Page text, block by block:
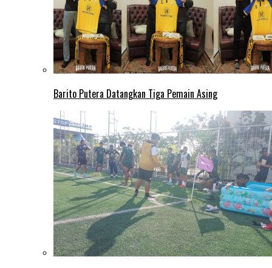
Barito Putera Datangkan Tiga Pemain Asing